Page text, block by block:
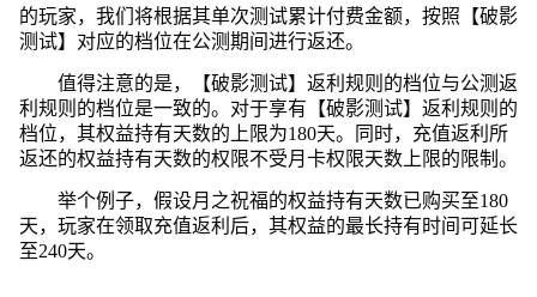
的玩家，我们将根据其单次测试累计付费金额，按照【破影
测试】对应的档位在公测期间进行返还。
值得注意的是，【破影测试】返利规则的档位与公测返
利规则的档位是一致的。对于享有【破影测试】返利规则的
档位，其权益持有天数的上限为180天。同时，充值返利所
返还的权益持有天数的权限不受月卡权限天数上限的限制。
举个例子，假设月之祝福的权益持有天数已购买至180
天，玩家在领取充值返利后，其权益的最长持有时间可延长
至240天。